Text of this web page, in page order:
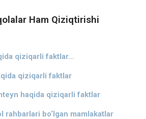
Ham Qiziqtirishi
qiziqarli faktlar…
qiziqarli faktlar
haqida qiziqarli faktlar
rahbarlari bo‘lgan mamlakatlar